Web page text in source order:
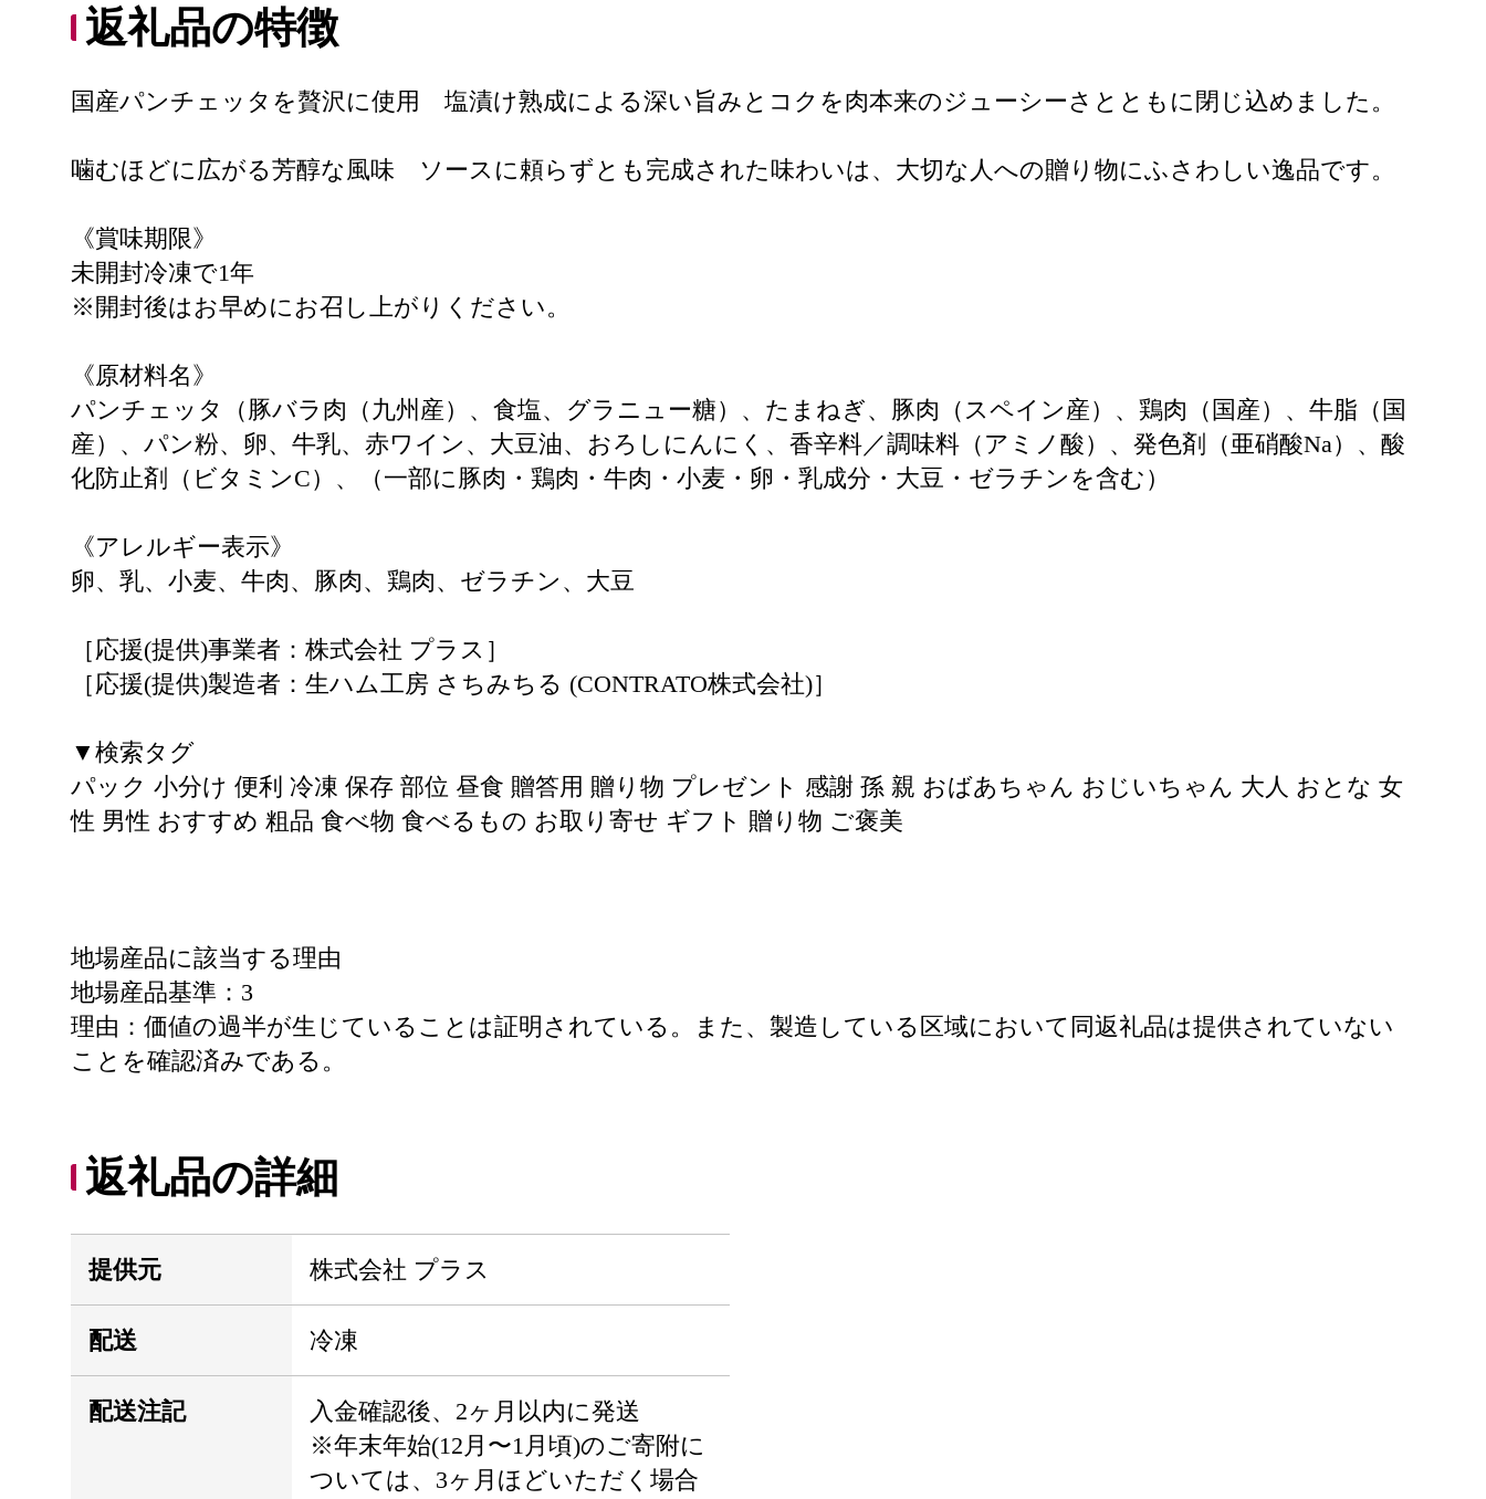
返礼品の特徴
国産パンチェッタを贅沢に使用 塩漬け熟成による深い旨みとコクを肉本来のジューシーさとともに閉じ込めました。
噛むほどに広がる芳醇な風味 ソースに頼らずとも完成された味わいは、大切な人への贈り物にふさわしい逸品です。
《賞味期限》
未開封冷凍で1年
※開封後はお早めにお召し上がりください。
《原材料名》
パンチェッタ（豚バラ肉（九州産）、食塩、グラニュー糖）、たまねぎ、豚肉（スペイン産）、鶏肉（国産）、牛脂（国
産）、パン粉、卵、牛乳、赤ワイン、大豆油、おろしにんにく、香辛料／調味料（アミノ酸）、発色剤（亜硝酸Na）、酸
化防止剤（ビタミンC）、（一部に豚肉・鶏肉・牛肉・小麦・卵・乳成分・大豆・ゼラチンを含む）
《アレルギー表示》
卵、乳、小麦、牛肉、豚肉、鶏肉、ゼラチン、大豆
［応援(提供)事業者：株式会社 プラス］
［応援(提供)製造者：生ハム工房 さちみちる (CONTRATO株式会社)］
▼検索タグ
パック 小分け 便利 冷凍 保存 部位 昼食 贈答用 贈り物 プレゼント 感謝 孫 親 おばあちゃん おじいちゃん 大人 おとな 女
性 男性 おすすめ 粗品 食べ物 食べるもの お取り寄せ ギフト 贈り物 ご褒美
地場産品に該当する理由
地場産品基準：3
理由：価値の過半が生じていることは証明されている。また、製造している区域において同返礼品は提供されていない
ことを確認済みである。
返礼品の詳細
提供元 株式会社 プラス
配送 冷凍
配送注記
入金確認後、2ヶ月以内に発送
※年末年始(12月〜1月頃)のご寄附に
ついては、3ヶ月ほどいただく場合